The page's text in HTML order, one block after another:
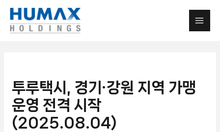
투루택시, 경기·강원 지역 가맹
운영 전격 시작
(2025.08.04)